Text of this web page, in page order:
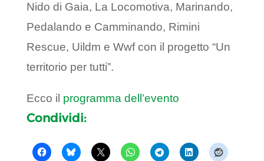
Nido di Gaia, La Locomotiva, Marinando,
Pedalando e Camminando, Rimini
Rescue, Uildm e Wwf con il progetto “Un
territorio per tutti”.
Ecco il programma dell’evento
Condividi: